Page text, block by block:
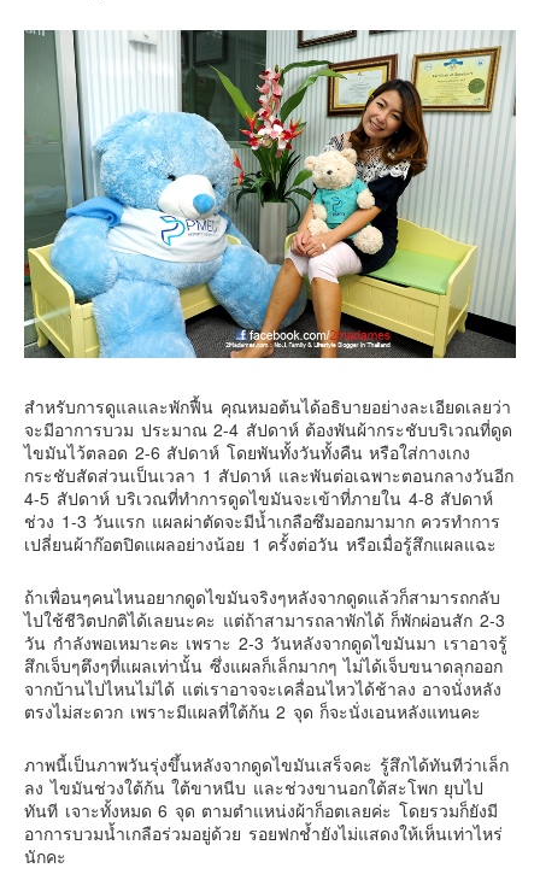
สำหรับการดูแลและพักฟื้น คุณหมอต้นได้อธิบายอย่างละเอียดเลยว่า
จะมีอาการบวม ประมาณ 2-4 สัปดาห์ ต้องพันผ้ากระชับบริเวณที่ดูด
ไขมันไว้ตลอด 2-6 สัปดาห์ โดยพันทั้งวันทั้งคืน หรือใส่กางเกง
กระชับสัดส่วนเป็นเวลา 1 สัปดาห์ และพันต่อเฉพาะตอนกลางวันอีก
4-5 สัปดาห์ บริเวณที่ทำการดูดไขมันจะเข้าที่ภายใน 4-8 สัปดาห์
ช่วง 1-3 วันแรก แผลผ่าตัดจะมีน้ำเกลือซึมออกมามาก ควรทำการ
เปลี่ยนผ้าก๊อตปิดแผลอย่างน้อย 1 ครั้งต่อวัน หรือเมื่อรู้สึกแผลแฉะ
ถ้าเพื่อนๆคนไหนอยากดูดไขมันจริงๆหลังจากดูดแล้วก็สามารถกลับ
ไปใช้ชีวิตปกติได้เลยนะคะ แต่ถ้าสามารถลาพักได้ ก็พักผ่อนสัก 2-3
วัน กำลังพอเหมาะคะ เพราะ 2-3 วันหลังจากดูดไขมันมา เราอาจรู้
สึกเจ็บๆตึงๆที่แผลเท่านั้น ซึ่งแผลก็เล็กมากๆ ไม่ได้เจ็บขนาดลุกออก
จากบ้านไปไหนไม่ได้ แต่เราอาจจะเคลื่อนไหวได้ช้าลง อาจนั่งหลัง
ตรงไม่สะดวก เพราะมีแผลที่ใต้ก้น 2 จุด ก็จะนั่งเอนหลังแทนคะ
ภาพนี้เป็นภาพวันรุ่งขึ้นหลังจากดูดไขมันเสร็จคะ รู้สึกได้ทันทีว่าเล็ก
ลง ไขมันช่วงใต้ก้น ใต้ขาหนีบ และช่วงขานอกใต้สะโพก ยุบไป
ทันที เจาะทั้งหมด 6 จุด ตามตำแหน่งผ้าก็อตเลยค่ะ โดยรวมก็ยังมี
อาการบวมน้ำเกลือร่วมอยู่ด้วย รอยฟกช้ำยังไม่แสดงให้เห็นเท่าไหร่
นักคะ